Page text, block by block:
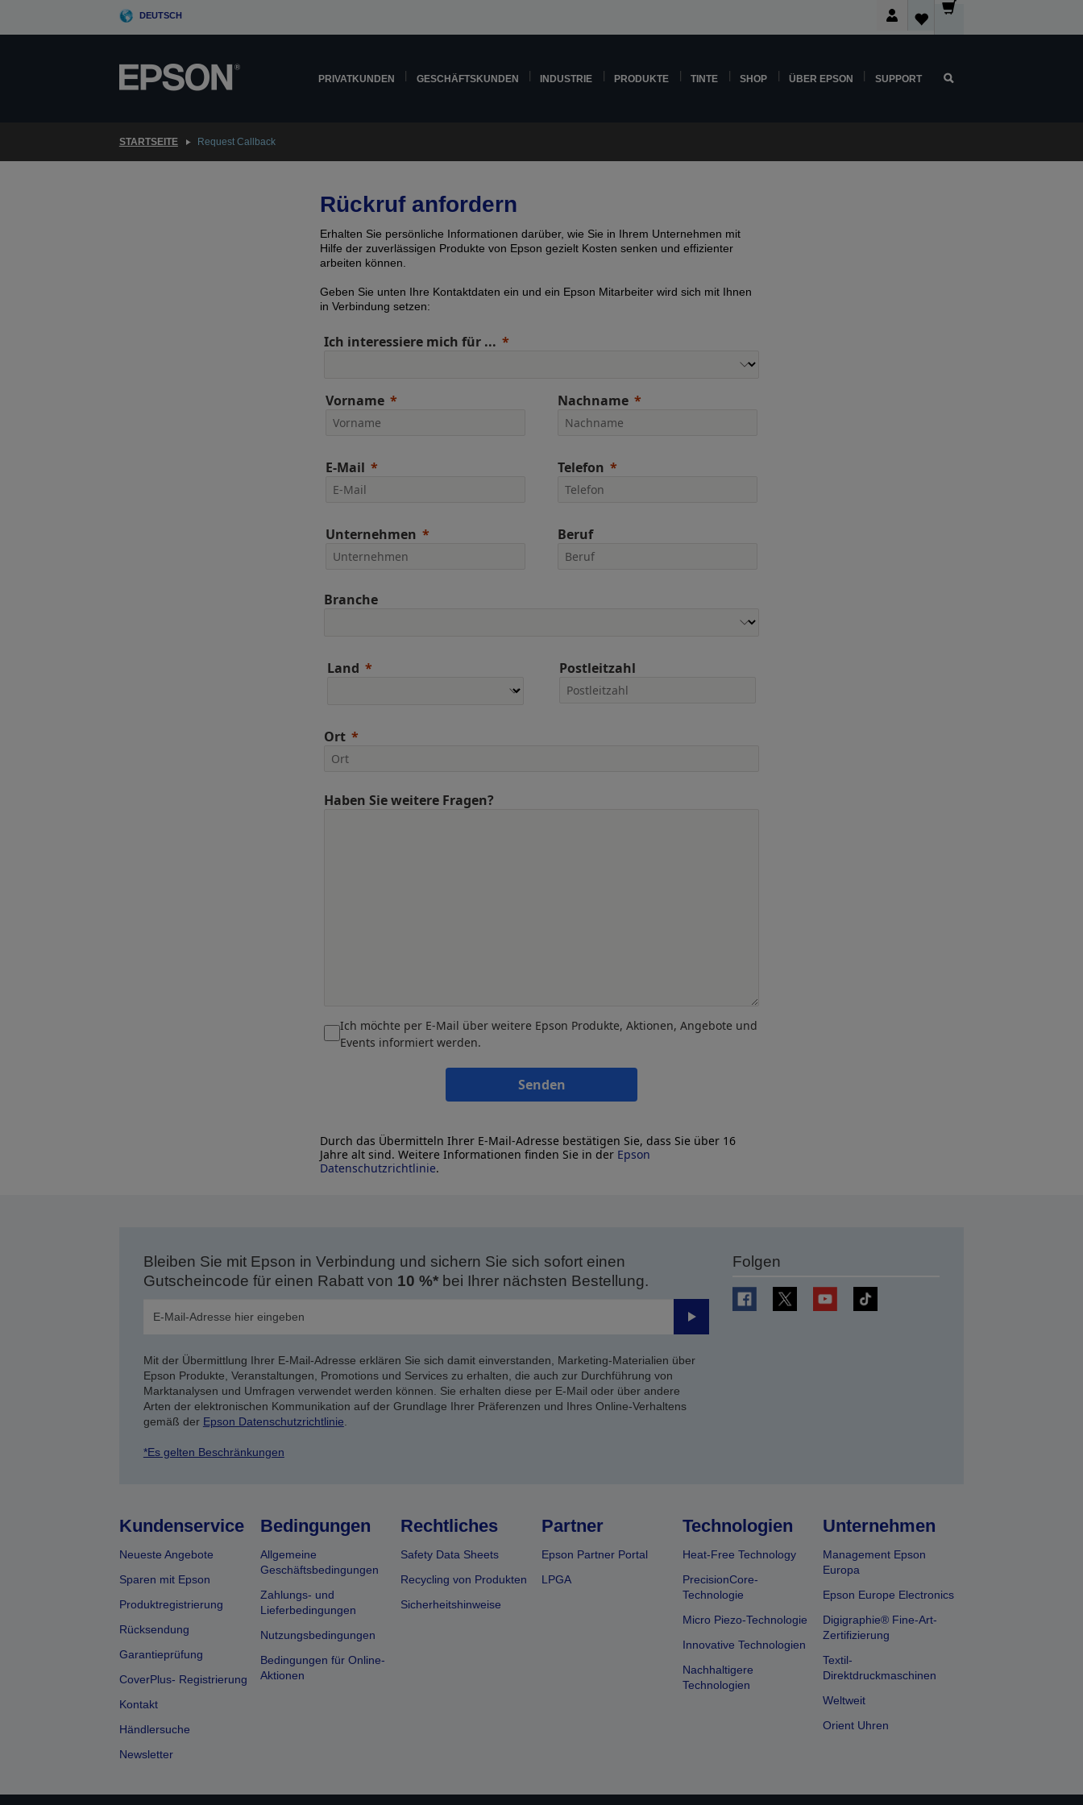
DEUTSCH
PRIVATKUNDEN GESCHÄFTSKUNDEN INDUSTRIE PRODUKTE TINTE SHOP ÜBER EPSON SUPPORT
STARTSEITE Request Callback
Rückruf anfordern
Erhalten Sie persönliche Informationen darüber, wie Sie in Ihrem Unternehmen mit
Hilfe der zuverlässigen Produkte von Epson gezielt Kosten senken und effizienter
arbeiten können.
Geben Sie unten Ihre Kontaktdaten ein und ein Epson Mitarbeiter wird sich mit Ihnen
in Verbindung setzen:
Ich interessiere mich für ...
Vorname Nachname
E-Mail Telefon
Unternehmen Beruf
Branche
Land Postleitzahl
Ort
Haben Sie weitere Fragen?
Ich möchte per E-Mail über weitere Epson Produkte, Aktionen, Angebote und
Events informiert werden.
Senden
Durch das Übermitteln Ihrer E-Mail-Adresse bestätigen Sie, dass Sie über 16
Jahre alt sind. Weitere Informationen finden Sie in der Epson
Datenschutzrichtlinie.
Bleiben Sie mit Epson in Verbindung und sichern Sie sich sofort einen
Gutscheincode für einen Rabatt von 10 %*bei Ihrer nächsten Bestellung.
Senden
Mit der Übermittlung Ihrer E-Mail-Adresse erklären Sie sich damit einverstanden, Marketing-Materialien über
Epson Produkte, Veranstaltungen, Promotions und Services zu erhalten, die auch zur Durchführung von
Marktanalysen und Umfragen verwendet werden können. Sie erhalten diese per E-Mail oder über andere
Arten der elektronischen Kommunikation auf der Grundlage Ihrer Präferenzen und Ihres Online-Verhaltens
gemäß der Epson Datenschutzrichtlinie
*Es gelten Beschränkungen
Folgen
Kundenservice
Neueste Angebote
Sparen mit Epson
Produktregistrierung
Rücksendung
Garantieprüfung
CoverPlus- Registrierung
Kontakt
Händlersuche
Newsletter
Bedingungen
Allgemeine
Geschäftsbedingungen
Zahlungs- und
Lieferbedingungen
Nutzungsbedingungen
Bedingungen für Online-
Aktionen
Rechtliches
Safety Data Sheets
Recycling von Produkten
Sicherheitshinweise
Partner
Epson Partner Portal
LPGA
Technologien
Heat-Free Technology
PrecisionCore-
Technologie
Micro Piezo-Technologie
Innovative Technologien
Nachhaltigere
Technologien
Unternehmen
Management Epson
Europa
Epson Europe Electronics
Digigraphie® Fine-Art-
Zertifizierung
Textil-
Direktdruckmaschinen
Weltweit
Orient Uhren